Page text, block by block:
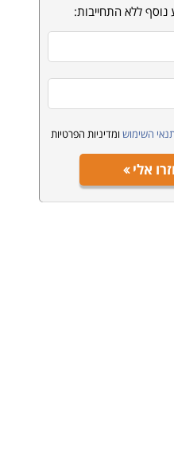
ללא התחייבות:
השימוש ומדיניות הפרטיות
אלי